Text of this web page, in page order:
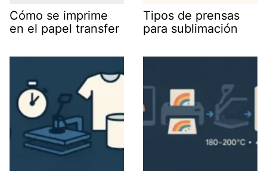
Cómo se imprime
en el papel transfer
Tipos de prensas
para sublimación